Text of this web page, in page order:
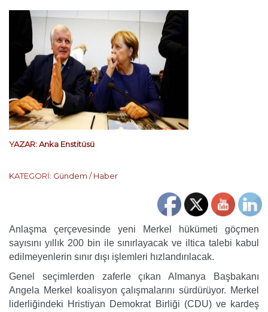
YAZAR:Anka Enstitüsü
KATEGORİ: Gündem / Haber
Anlaşma çerçevesinde yeni Merkel hükümeti göçmen
sayısını yıllık 200 bin ile sınırlayacak ve iltica talebi kabul
edilmeyenlerin sınır dışı işlemleri hızlandırılacak.
Genel seçimlerden zaferle çıkan Almanya Başbakanı
Angela Merkel koalisyon çalışmalarını sürdürüyor. Merkel
liderliğindeki Hristiyan Demokrat Birliği (CDU) ve kardeş